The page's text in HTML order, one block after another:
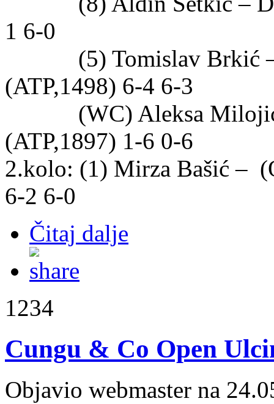
1 6-0
(5) Tomislav Brkić –
(ATP,1498) 6-4 6-3
(WC) Aleksa Milojica
(ATP,1897) 1-6 0-6
2.kolo: (1) Mirza Bašić –
6-2 6-0
Čitaj dalje
1234
Cungu & Co Open
Objavio webmaster na